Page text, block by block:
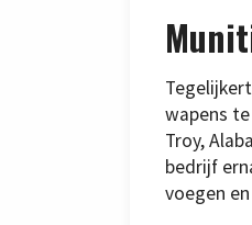
wapens
Troy,
bedrijf
voegen